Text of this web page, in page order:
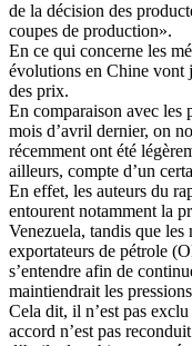
de la décision des
coupes de production».
En ce qui concerne les
évolutions en Chine vont
des prix.
En comparaison avec les
mois d’avril dernier, on
récemment ont été
ailleurs, compte d’un
En effet, les auteurs du
entourent notamment la
Venezuela, tandis que les
exportateurs de pétrole
s’entendre afin de
maintiendrait les
Cela dit, il n’est pas
accord n’est pas